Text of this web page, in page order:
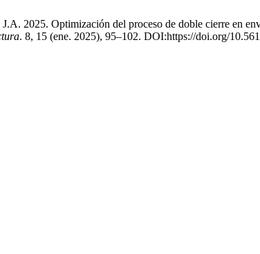
2025. Optimización del proceso de doble cierre en
. 8, 15 (ene. 2025), 95–102. DOI:https://doi.org/